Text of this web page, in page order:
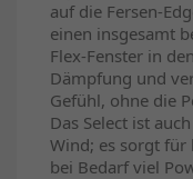
auf die Fersen-
einen insgesamt
Flex-Fenster in
Dämpfung und
Gefühl, ohne die
Das Select ist
Wind; es sorgt für
bei Bedarf viel